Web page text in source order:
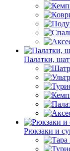
Палатки,
Рюкзаки и